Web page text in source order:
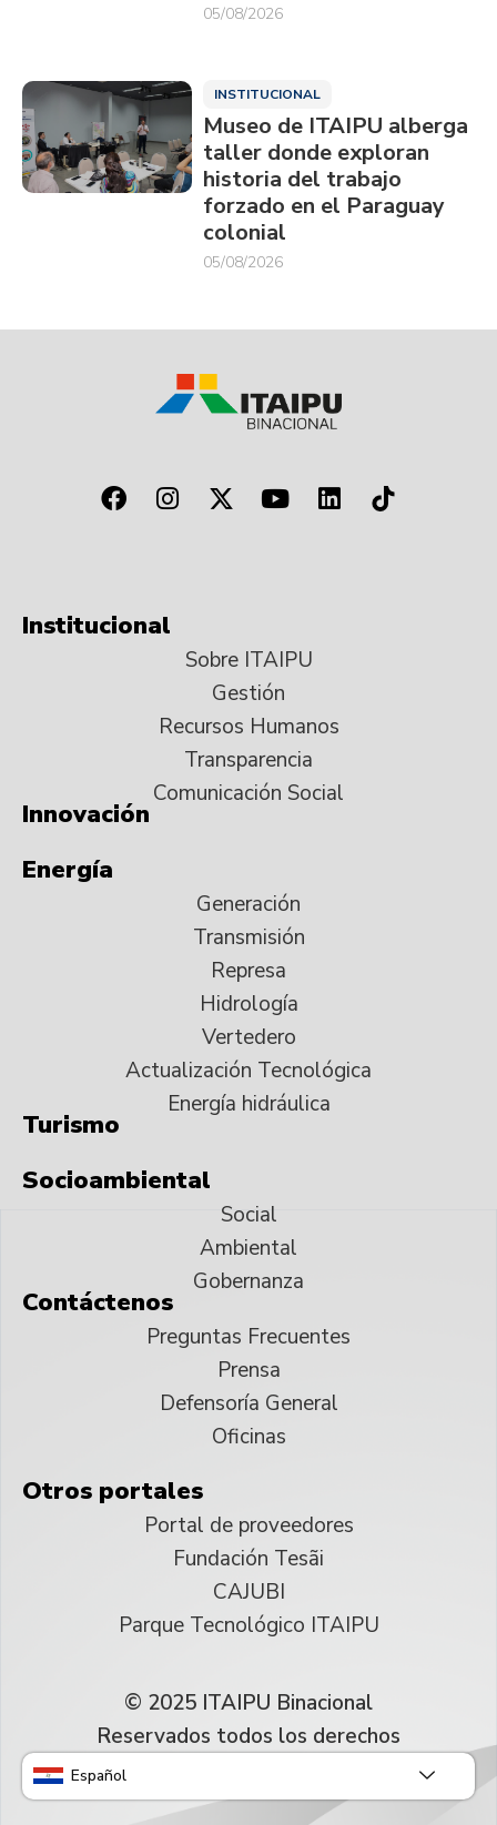
05/08/2026
INSTITUCIONAL
Museo de ITAIPU alberga
taller donde exploran
historia del trabajo
forzado en el Paraguay
colonial
05/08/2026
Institucional
Sobre ITAIPU
Gestión
Recursos Humanos
Transparencia
Comunicación Social
Innovación
Energía
Generación
Transmisión
Represa
Hidrología
Vertedero
Actualización Tecnológica
Energía hidráulica
Turismo
Socioambiental
Social
Ambiental
Gobernanza
Contáctenos
Preguntas Frecuentes
Prensa
Defensoría General
Oficinas
Otros portales
Portal de proveedores
Fundación Tesãi
CAJUBI
Parque Tecnológico ITAIPU
© 2025 ITAIPU Binacional
Reservados todos los derechos
Español